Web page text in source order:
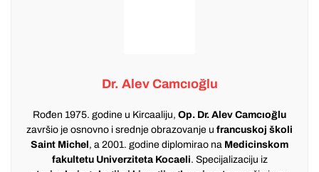
Dr. Alev Camcıoğlu
Rođen 1975. godine u Kircaaliju, Op. Dr. Alev Camcıoğlu
završio je osnovno i srednje obrazovanje u francuskoj školi
Saint Michel , a 2001. godine diplomirao na Medicinskom
fakultetu Univerziteta Kocaeli. Specijalizaciju iz